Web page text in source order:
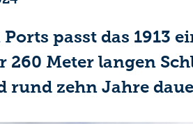
passt das 1913
260 Meter langen
rund zehn Jahre